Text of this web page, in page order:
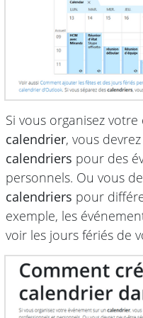
Si vous organisez
calendrier, vous
calendriers pour des
personnels. Ou vous
calendriers pour
exemple, les
voir les jours fériés de